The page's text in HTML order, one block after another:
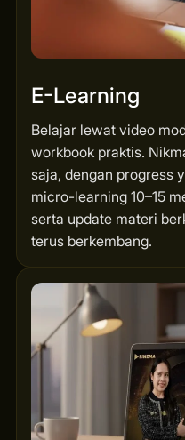
E-Learning
Belajar lewat video
workbook praktis.
saja, dengan progress
micro-learning 10–15
serta update materi
terus berkembang.